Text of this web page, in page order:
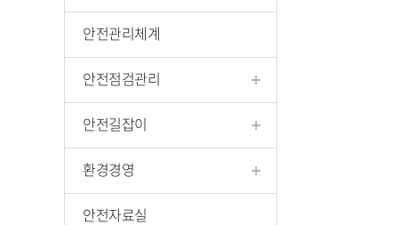
안전관리체계
안전점검관리
안전길잡이
환경경영
안전자료실